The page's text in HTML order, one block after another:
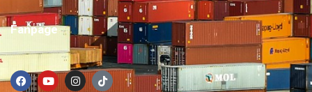
Fanpage